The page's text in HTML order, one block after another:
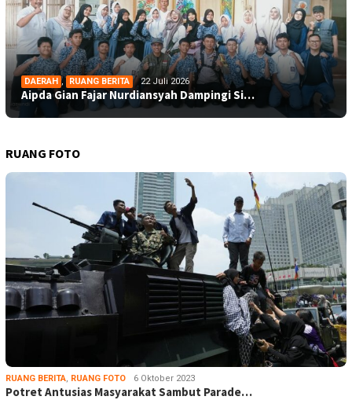
DAERAH , RUANG BERITA 22 Juli 2026
Aipda Gian Fajar Nurdiansyah Dampingi Si…
RUANG FOTO
RUANG BERITA, RUANG FOTO 6 Oktober 2023
Potret Antusias Masyarakat Sambut Parade…